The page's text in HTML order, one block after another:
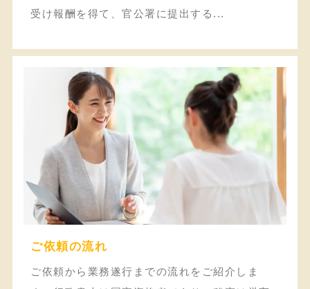
受け報酬を得て、官公署に提出する...
ご依頼の流れ
ご依頼から業務遂行までの流れをご紹介しま